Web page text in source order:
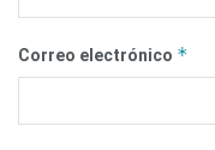
Correo electrónico *